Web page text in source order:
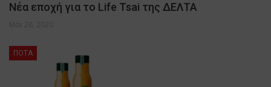
Νέα εποχή για το Life Tsai της ΔΕΛΤΑ
Μάι 26, 2020
ΠΟΤΑ